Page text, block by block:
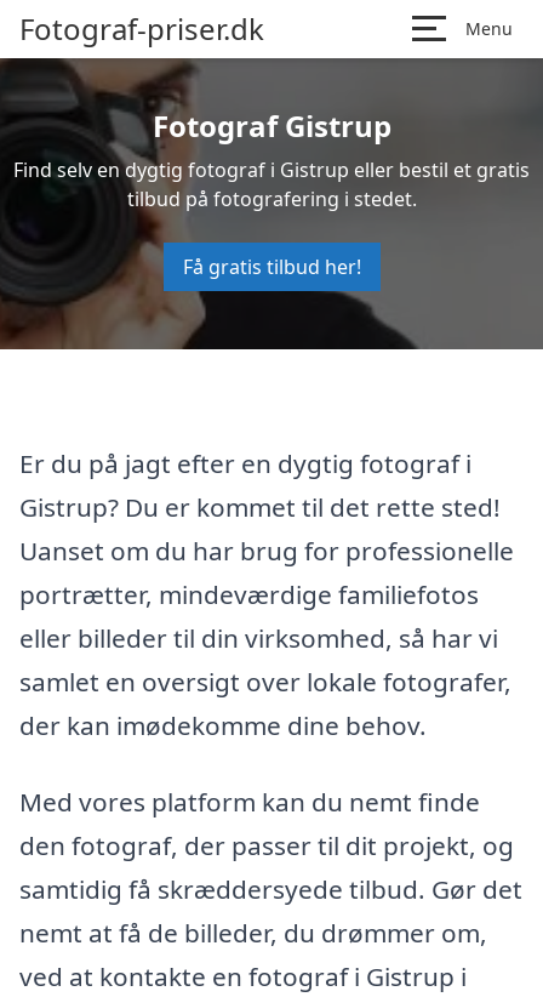
Fotograf-priser.dk Menu
Fotograf Gistrup
Find selv en dygtig fotograf i Gistrup eller bestil et gratis
tilbud på fotografering i stedet.
Få gratis tilbud her!
Er du på jagt efter en dygtig fotograf i
Gistrup? Du er kommet til det rette sted!
Uanset om du har brug for professionelle
portrætter, mindeværdige familiefotos
eller billeder til din virksomhed, så har vi
samlet en oversigt over lokale fotografer,
der kan imødekomme dine behov.
Med vores platform kan du nemt finde
den fotograf, der passer til dit projekt, og
samtidig få skræddersyede tilbud. Gør det
nemt at få de billeder, du drømmer om,
ved at kontakte en fotograf i Gistrup i